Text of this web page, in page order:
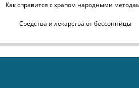
Как справится с храпом народными
Средства и лекарства от бессонницы